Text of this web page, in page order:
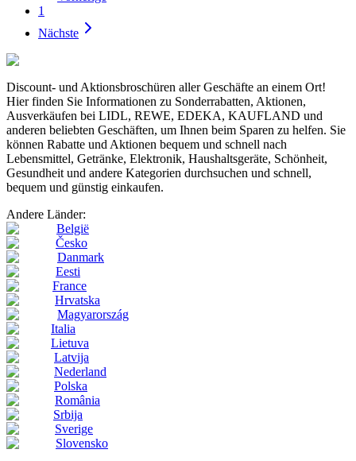
1
Nächste
Discount- und Aktionsbroschüren aller Geschäfte an einem Ort!
Hier finden Sie Informationen zu Sonderrabatten, Aktionen,
Ausverkäufen bei LIDL, REWE, EDEKA, KAUFLAND und
anderen beliebten Geschäften, um Ihnen beim Sparen zu helfen. Sie
können Rabatte und Aktionen bequem und schnell nach
Lebensmittel, Getränke, Elektronik, Haushaltsgeräte, Schönheit,
Gesundheit und andere Kategorien durchsuchen und schnell,
bequem und günstig einkaufen.
Andere Länder:
België
Česko
Danmark
Eesti
France
Hrvatska
Magyarország
Italia
Lietuva
Latvija
Nederland
Polska
România
Srbija
Sverige
Slovensko